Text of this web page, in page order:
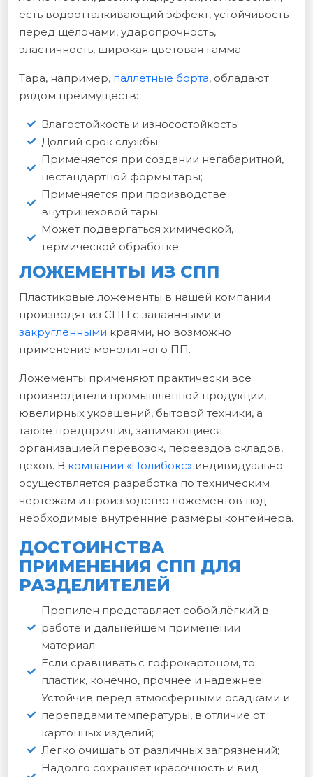
есть водоотталкивающий эффект, устойчивость
перед щелочами, ударопрочность,
эластичность, широкая цветовая гамма.
Тара, например, паллетные борта, обладают
рядом преимуществ:
Влагостойкость и износостойкость;
Долгий срок службы;
Применяется при создании негабаритной,
нестандартной формы тары;
Применяется при производстве
внутрицеховой тары;
Может подвергаться химической,
термической обработке.
ЛОЖЕМЕНТЫ ИЗ СПП
Пластиковые ложементы в нашей компании
производят из СПП с запаянными и
закругленными краями, но возможно
применение монолитного ПП.
Ложементы применяют практически все
производители промышленной продукции,
ювелирных украшений, бытовой техники, а
также предприятия, занимающиеся
организацией перевозок, переездов складов,
цехов. В компании «Полибокс» индивидуально
осуществляется разработка по техническим
чертежам и производство ложементов под
необходимые внутренние размеры контейнера.
ДОСТОИНСТВА
ПРИМЕНЕНИЯ СПП ДЛЯ
РАЗДЕЛИТЕЛЕЙ
Пропилен представляет собой лёгкий в
работе и дальнейшем применении
материал;
Если сравнивать с гофрокартоном, то
пластик, конечно, прочнее и надежнее;
Устойчив перед атмосферными осадками и
перепадами температуры, в отличие от
картонных изделий;
Легко очищать от различных загрязнений;
Надолго сохраняет красочность и вид